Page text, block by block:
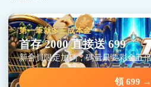
第一筆就多三成本金
首存 2000 直接送 699
新會員限定加碼，碼量只要彩金五
領 699 →